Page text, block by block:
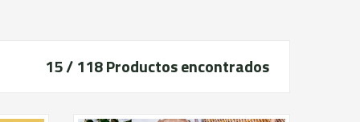
15 / 118Productos encontrados